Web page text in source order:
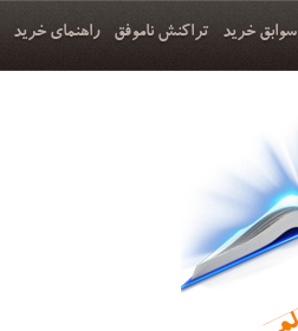
سوابق خرید تراکنش ناموفق راهنمای خرید